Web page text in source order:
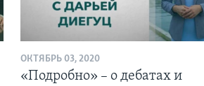
ОКТЯБРЬ 03, 2020
«Подробно» – о дебатах и